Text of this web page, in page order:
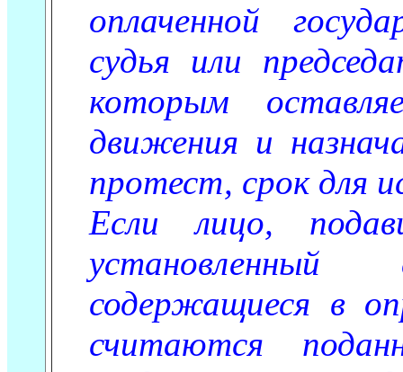
оплаченной
судья или
которым
движения и
протест, срок для
Если лицо,
содержащиеся в
считаются